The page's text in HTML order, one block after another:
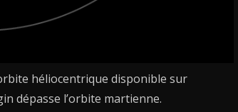
héliocentrique disponible sur
dépasse l’orbite martienne.